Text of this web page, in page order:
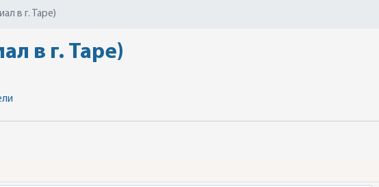
в г. Таре)
в г. Таре)